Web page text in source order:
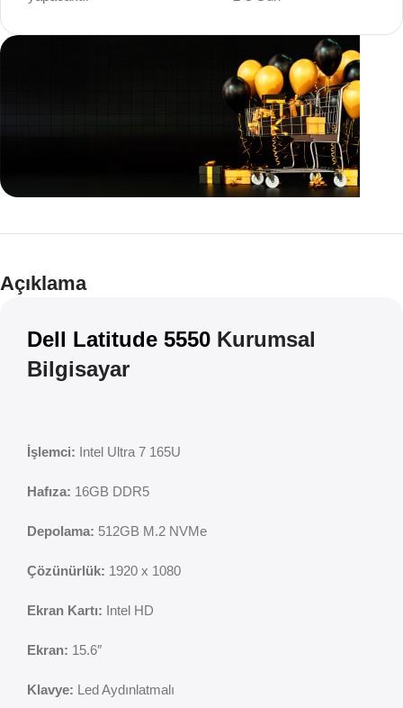
Teklif
Açıklama
Dell Latitude 5550 Kurumsal
Bilgisayar
İşlemci: Intel Ultra 7 165U
Hafıza: 16GB DDR5
Depolama: 512GB M.2 NVMe
Çözünürlük: 1920 x 1080
Ekran Kartı: Intel HD
Ekran: 15.6″
Klavye: Led Aydınlatmalı